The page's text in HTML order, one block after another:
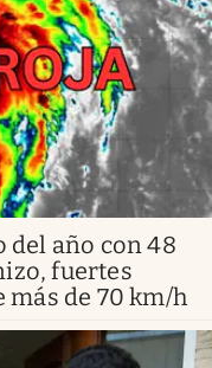
del año con 48
fuertes
más de 70 km/h